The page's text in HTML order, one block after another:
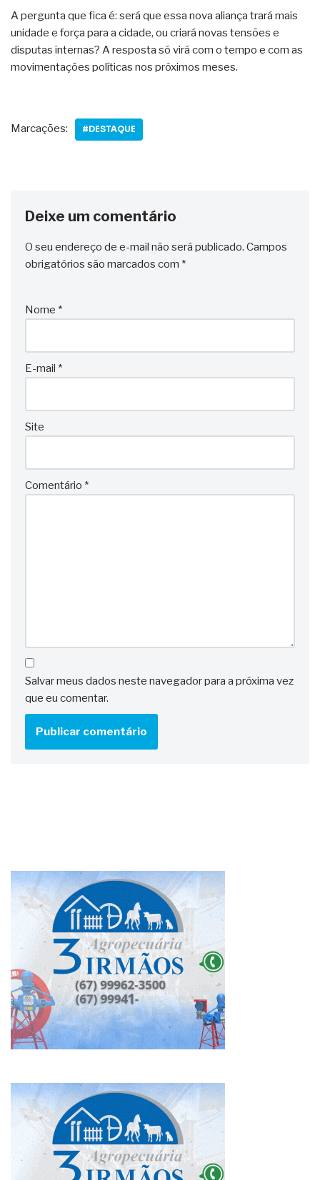
A pergunta que fica é: será que essa nova aliança trará mais
unidade e força para a cidade, ou criará novas tensões e
disputas internas? A resposta só virá com o tempo e com as
movimentações políticas nos próximos meses.
Marcações: #DESTAQUE
Deixe um comentário
O seu endereço de e-mail não será publicado. Campos
obrigatórios são marcados com *
Nome *
E-mail *
Site
Comentário *
Salvar meus dados neste navegador para a próxima vez
que eu comentar.